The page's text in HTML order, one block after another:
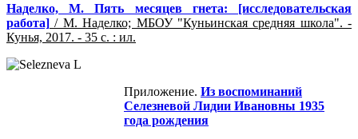
Наделко, М. Пять месяцев гнета: [исследовательская
работа] / М. Наделко; МБОУ "Куньинская средняя школа". -
Кунья, 2017. - 35 с. : ил.
Приложение. Из воспоминаний
Селезневой Лидии Ивановны 1935
года рождения